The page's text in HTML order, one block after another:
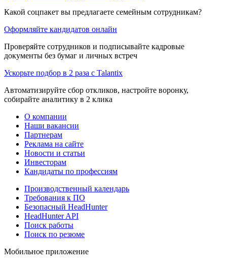
Какой соцпакет вы предлагаете семейным сотрудникам?
Оформляйте кандидатов онлайн
Проверяйте сотрудников и подписывайте кадровые
документы без бумаг и личных встреч
Ускорьте подбор в 2 раза с Talantix
Автоматизируйте сбор откликов, настройте воронку,
собирайте аналитику в 2 клика
О компании
Наши вакансии
Партнерам
Реклама на сайте
Новости и статьи
Инвесторам
Кандидаты по профессиям
Производственный календарь
Требования к ПО
Безопасный HeadHunter
HeadHunter API
Поиск работы
Поиск по резюме
Мобильное приложение